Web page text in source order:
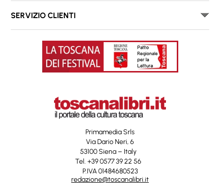
SERVIZIO CLIENTI
Primamedia Srls
Via Dario Neri, 6
53100 Siena – Italy
Tel. +39 0577 39 22 56
P.IVA 01484680523
redazione@toscanalibri.it